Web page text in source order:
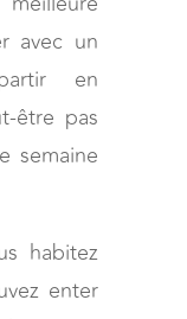
avec un
en
être pas
semaine
habitez
enter